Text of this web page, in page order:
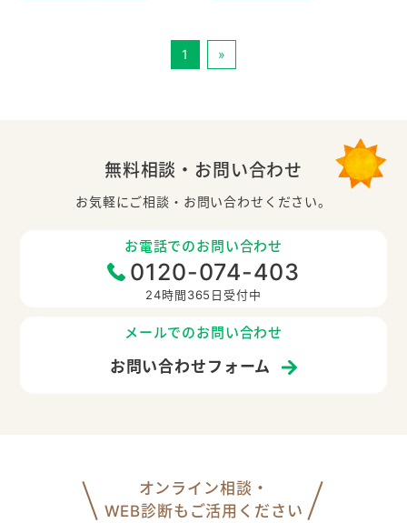
1 »
無料相談・お問い合わせ
お気軽にご相談・お問い合わせください。
お電話でのお問い合わせ
0120-074-403
24時間365日受付中
メールでのお問い合わせ
お問い合わせフォーム
オンライン相談・
WEB診断もご活用ください